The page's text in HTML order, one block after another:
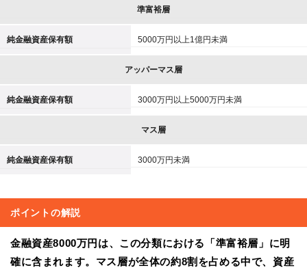
準富裕層
純金融資産保有額 5000万円以上1億円未満
アッパーマス層
純金融資産保有額 3000万円以上5000万円未満
マス層
純金融資産保有額 3000万円未満
ポイントの解説
金融資産8000万円は、この分類における「準富裕層」に明
確に含まれます。マス層が全体の約8割を占める中で、資産